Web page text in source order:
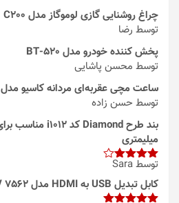
چراغ روشنایی گازی لوموگاز مدل C200
توسط رضا
پخش کننده خودرو مدل 520-BT
توسط محسن پاشایی
ساعت مچی عقربه‌ای مردانه کاسیو مدل GBA-800-1ADR
توسط حسن زاده
میلیمتری
امتیاز4
از 5
توسط Sara
کابل تبدیل USB به HDMI مدل 3in1 HDTV 7562